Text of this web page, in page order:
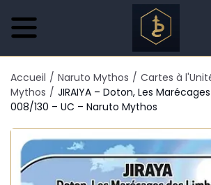
Accueil / Naruto Mythos / Cartes à
Mythos / JIRAIYA – Doton, Les
008/130 – UC – Naruto Mythos